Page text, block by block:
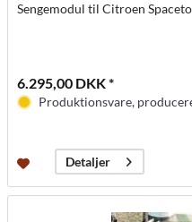
Sengemodul til Citroen
6.295,00 DKK *
Produktionsvare,
Detaljer